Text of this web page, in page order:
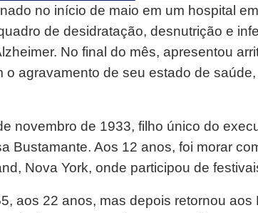
no início de maio em um hospital
de desidratação, desnutrição e
No final do mês, apresentou
o agravamento de seu estado de
novembro de 1933, filho único do
Bustamante. Aos 12 anos, foi morar
Nova York, onde participou de
aos 22 anos, mas depois retornou